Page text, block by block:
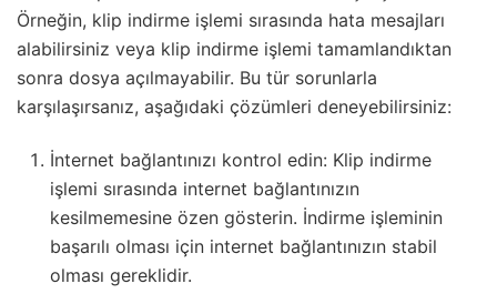
Örneğin, klip indirme işlemi sırasında hata mesajları
alabilirsiniz veya klip indirme işlemi tamamlandıktan
sonra dosya açılmayabilir. Bu tür sorunlarla
karşılaşırsanız, aşağıdaki çözümleri deneyebilirsiniz:
İnternet bağlantınızı kontrol edin: Klip indirme
işlemi sırasında internet bağlantınızın
kesilmemesine özen gösterin. İndirme işleminin
başarılı olması için internet bağlantınızın stabil
olması gereklidir.